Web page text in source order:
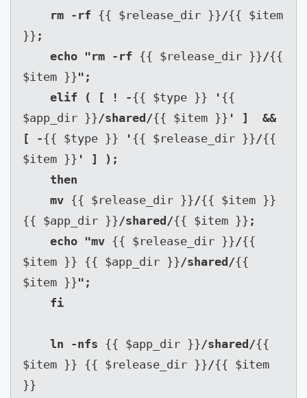
    rm -rf
{{ $release_dir }}/{{ $item
}} ;
    echo "rm -rf
{{ $release_dir }}/{{
$item }}";
    elif ( [ ! -
{{ $type }} ' {{
$app_dir }}/shared/{{ $item }} ' ]  &&
[ -{{ $type }} ' {{ $release_dir }}/{{
$item }} ' ] );
    mv
{{ $release_dir }}/{{ $item }}
{{ $app_dir }}/shared/{{ $item }} ;
    echo "mv
{{ $release_dir }}/{{
$item }} {{ $app_dir }}/shared/{{
$item }}";
    ln -nfs
{{ $app_dir }}/shared/{{
$item }} {{ $release_dir }}/{{ $item
}}